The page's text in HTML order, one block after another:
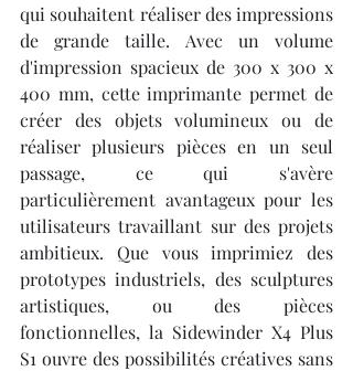
qui souhaitent réaliser des impressions
de grande taille. Avec un volume
d'impression spacieux de 300 x 300 x
400 mm, cette imprimante permet de
créer des objets volumineux ou de
réaliser plusieurs pièces en un seul
passage, ce qui s'avère
particulièrement avantageux pour les
utilisateurs travaillant sur des projets
ambitieux. Que vous imprimiez des
prototypes industriels, des sculptures
artistiques, ou des pièces
fonctionnelles, la Sidewinder X4 Plus
S1 ouvre des possibilités créatives sans